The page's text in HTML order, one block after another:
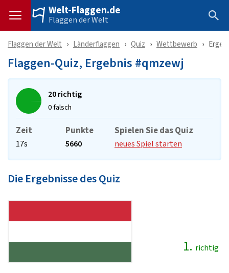
Welt-Flaggen.de
Flaggen der Welt
Flaggen der Welt Länderflaggen Quiz Wettbewerb
Flaggen-Quiz, Ergebnis #qmzewj
20 richtig
0 falsch
Zeit
17s
Punkte
5660
Spielen Sie das Quiz
neues Spiel starten
Die Ergebnisse des Quiz
1. richtig